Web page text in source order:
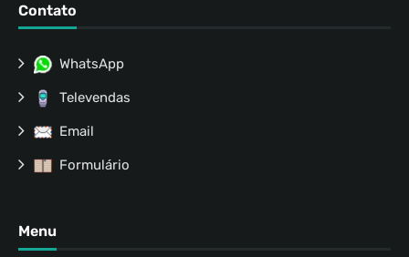
Contato
WhatsApp
Televendas
Email
Formulário
Menu